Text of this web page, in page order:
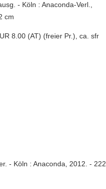
- Köln : Anaconda-Verl.,
cm
8.00 (AT) (freier Pr.), ca. sfr
- Köln : Anaconda, 2012. - 222